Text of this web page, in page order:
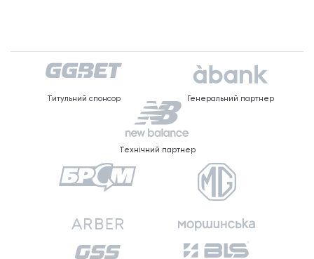
Титульний спонсор Генеральний партнер
Технічний партнер